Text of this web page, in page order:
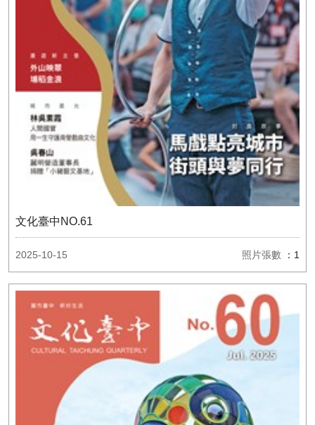
文化臺中NO.61
2025-10-15 照片張數 ：1